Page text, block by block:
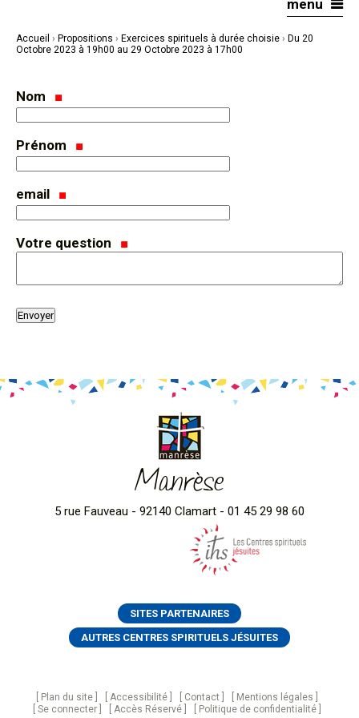
menu
Accueil › Propositions › Exercices spirituels à durée choisie › Du 20
Octobre 2023 à 19h00 au 29 Octobre 2023 à 17h00
Nom
Prénom
email
Votre question
Manrèse
5 rue Fauveau - 92140 Clamart - 01 45 29 98 60
SITES PARTENAIRES
AUTRES CENTRES SPIRITUELS JÉSUITES
Plan du site Accessibilité Contact
Mentions légales
Se connecter
Accès Réservé Politique de confidentialité